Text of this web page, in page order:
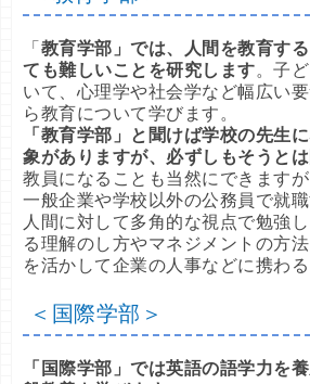
「教育学部」では、人間を教育す
ても難しいことを研究します。子
いて、心理学や社会学など幅広い
ら教育について学びます。
「教育学部」と聞けば学校の先生
象がありますが、必ずしもそうと
教員になることも当然にできます
一般企業や学校以外の公務員で就職
人間に対して多角的な視点で勉強
る理解のし方やマネジメントの方
を活かして企業の人事などに携わる
＜国際学部＞
「国際学部」では英語の語学力を